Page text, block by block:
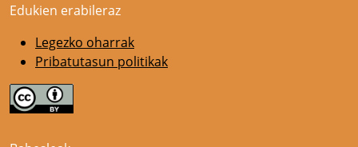
Edukien erabileraz
Legezko oharrak
Pribatutasun politikak